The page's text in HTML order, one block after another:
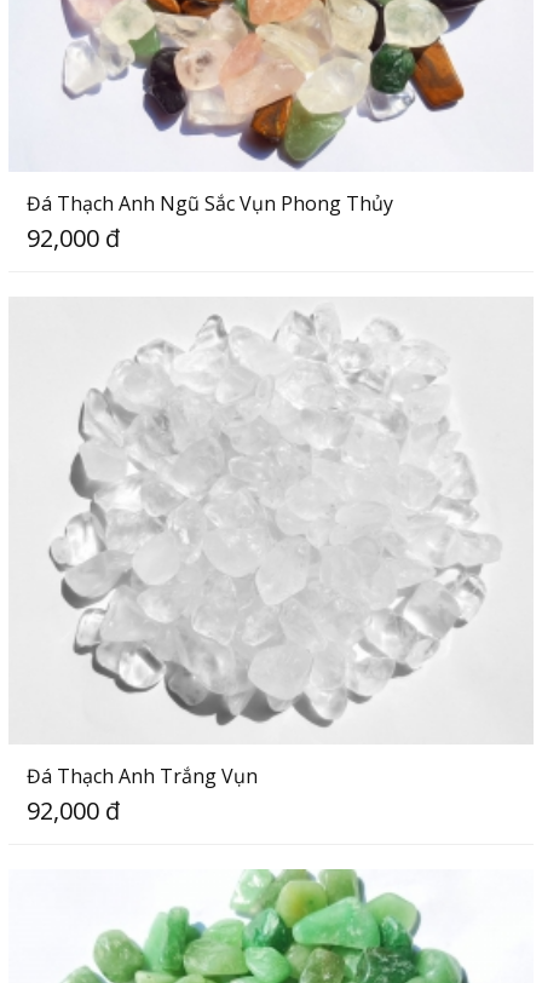
Đá Thạch Anh Ngũ Sắc Vụn Phong Thủy
92,000 đ
Đá Thạch Anh Trắng Vụn
92,000 đ